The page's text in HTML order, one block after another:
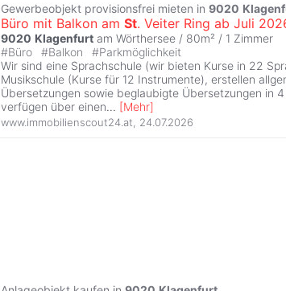
Gewerbeobjekt provisionsfrei mieten in 9020
Büro mit Balkon am St. Veiter Ring ab Juli
9020 Klagenfurt am Wörthersee / 80m² / 1 Zimmer
#Büro #Balkon #Parkmöglichkeit
Wir sind eine Sprachschule (wir bieten Kurse in 22
Musikschule (Kurse für 12 Instrumente), erstellen
Übersetzungen sowie beglaubigte Übersetzungen in
verfügen über einen... [Mehr]
www.immobilienscout24.at 24.07.2026